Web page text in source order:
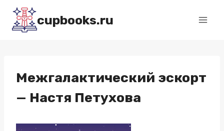
Перейти
содержимому
cupbooks.ru
Межгалактический эскорт
— Настя Петухова